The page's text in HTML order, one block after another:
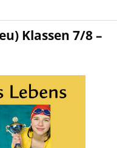
Klassen 7/8 –